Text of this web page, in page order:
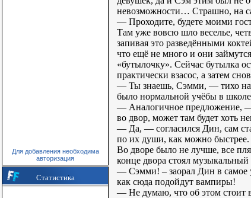
Для добавления необходима
авторизация
Статистика
невозможности… Страшно, на
— Проходите, будете моими
Там уже вовсю шло веселье,
запивая это разведёнными
что ещё не много и они
«бутылочку». Сейчас бутылка
практически взасос, а затем
— Ты знаешь, Сэмми, — тихо
было нормальной учёбы в
— Аналогичное предложение, —
во двор, может там будет хоть
— Да, — согласился Дин, сам
по их души, как можно быстрее.
Во дворе было не лучше, все
конце двора стоял
— Сэмми! – заорал Дин в самое
как сюда подойдут вампиры!
— Не думаю, что об этом стоит